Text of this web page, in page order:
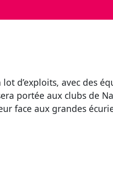
d’exploits, avec des
portée aux clubs de
face aux grandes